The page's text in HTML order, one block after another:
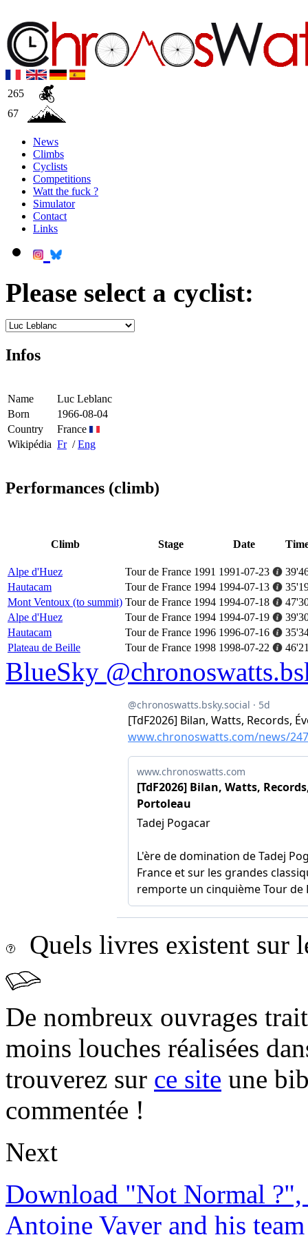
265
67
News
Climbs
Cyclists
Competitions
Watt the fuck ?
Simulator
Contact
Links
Please select a cyclist:
Infos
Name
Luc Leblanc
Born
1966-08-04
Country
France
Wikipédia Fr/Eng
Performances (climb)
Climb Stage Date
Alpe d'Huez Tour de France 1991 1991-07-23
Hautacam
Tour de France 1994 1994-07-13
Mont Ventoux (to summit) Tour de France 1994 1994-07-18
Alpe d'Huez
Tour de France 1994 1994-07-19
Hautacam
Tour de France 1996 1996-07-16
Plateau de Beille
Tour de France 1998 1998-07-22
BlueSky
Quels livres existent sur
De nombreux ouvrages
moins louches réalisées
trouverez sur ce site une
commentée !
Next
Download "Not Normal ?",
Antoine Vayer and his team